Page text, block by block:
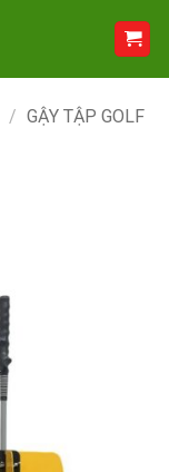
/ GẬY TẬP GOLF